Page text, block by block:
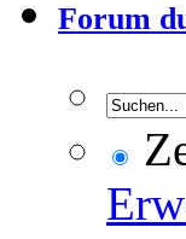
Forum